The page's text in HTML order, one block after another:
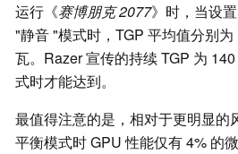
运行《赛博朋克 2077》时，当设
"静音 "模式时，TGP 平均值分别
瓦。Razer 宣传的持续 TGP 为
式时才能达到。
最值得注意的是，相对于更明显的
平衡模式时 GPU 性能仅有 4% 的